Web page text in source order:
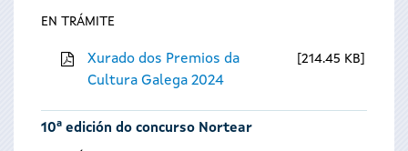
EN TRÁMITE
Xurado dos Premios da
Cultura Galega 2024
214.45 KB
10ª edición do concurso Nortear